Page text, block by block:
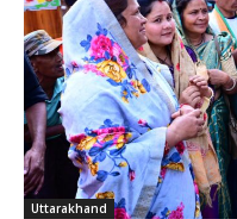
Uttarakhand